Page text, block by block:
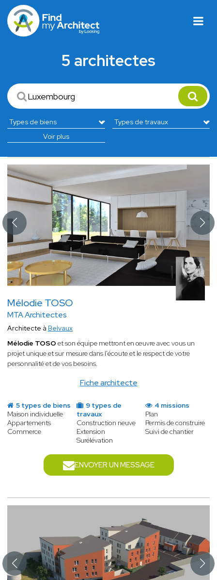
5 architectes
Voir plus
Mélodie TOSO
MTA Architectes
Fiche architecte
Architecte à Belvaux
Mélodie TOSO et son équipe mettront en œuvre avec vous un
projet unique et sur mesure dans l'écoute et le respect de votre
personnalité et de vos besoins.
5 types de biens
Maison individuelle
Appartements
Commerce
9 types de
travaux
Construction neuve
Extension
Surélévation
4 missions
Plan
Permis de construire
Suivi de chantier
ENVOYER UN MESSAGE